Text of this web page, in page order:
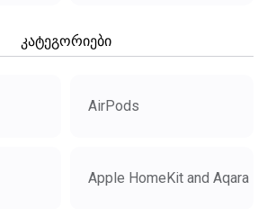
კატეგორიები
AirPods
Apple HomeKit and Aqara